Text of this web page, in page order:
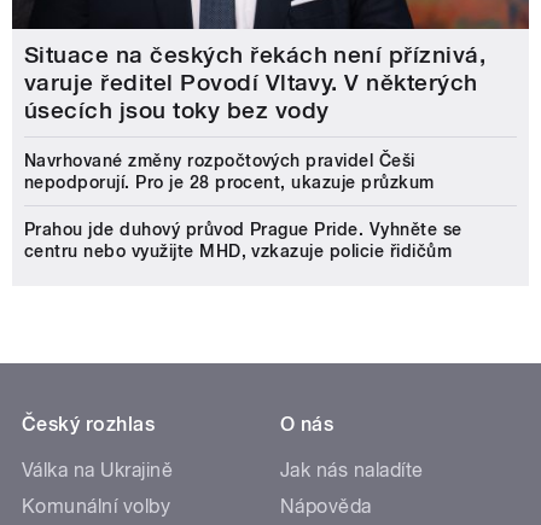
Situace na českých řekách není příznivá,
varuje ředitel Povodí Vltavy. V některých
úsecích jsou toky bez vody
Navrhované změny rozpočtových pravidel Češi
nepodporují. Pro je 28 procent, ukazuje průzkum
Prahou jde duhový průvod Prague Pride. Vyhněte se
centru nebo využijte MHD, vzkazuje policie řidičům
Český rozhlas
Válka na Ukrajině
Komunální volby
O nás
Jak nás naladíte
Nápověda